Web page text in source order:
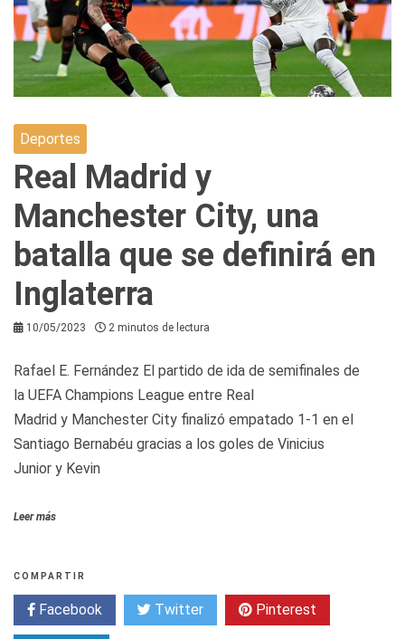
Deportes
Real Madrid y
Manchester City, una
batalla que se definirá en
Inglaterra
10/05/2023 2 minutos de lectura
Rafael E. Fernández El partido de ida de semifinales de
la UEFA Champions League entre Real
Madrid y Manchester City finalizó empatado 1-1 en el
Santiago Bernabéu gracias a los goles de Vinicius
Junior y Kevin
Leer más
COMPARTIR
Facebook Twitter Pinterest